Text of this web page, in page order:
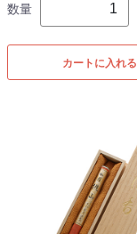
数量
カートに入れる